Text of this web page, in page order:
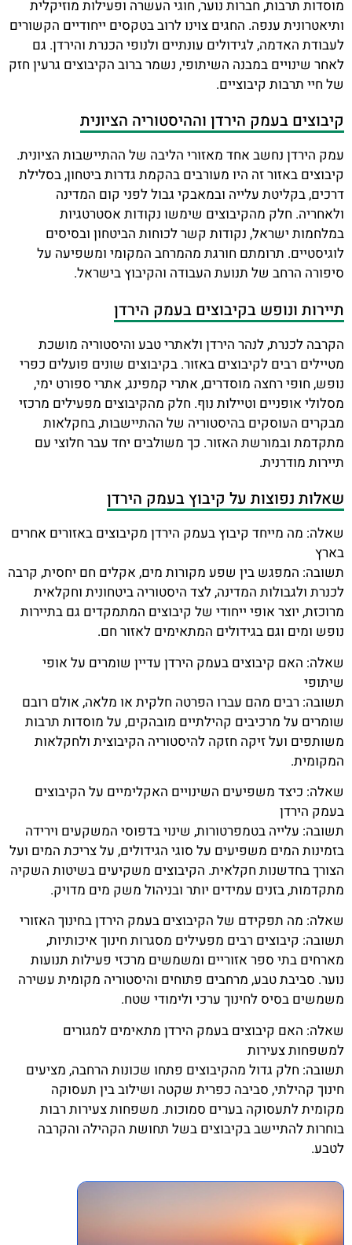
מוסדות תרבות, חברות נוער, חוגי העשרה ופעילות מוזיקלית
ותיאטרונית ענפה. החגים צוינו לרוב בטקסים ייחודיים הקשורים
לעבודת האדמה, לגידולים עונתיים ולנופי הכנרת והירדן. גם
לאחר שינויים במבנה השיתופי, נשמר ברוב הקיבוצים גרעין חזק
של חיי תרבות קיבוציים.
קיבוצים בעמק הירדן וההיסטוריה הציונית
עמק הירדן נחשב אחד מאזורי הליבה של ההתיישבות הציונית.
קיבוצים באזור זה היו מעורבים בהקמת גדרות ביטחון, בסלילת
דרכים, בקליטת עלייה ובמאבקי גבול לפני קום המדינה
ולאחריה. חלק מהקיבוצים שימשו נקודות אסטרטגיות
במלחמות ישראל, נקודות קשר לכוחות הביטחון ובסיסים
לוגיסטיים. תרומתם חורגת מהמרחב המקומי ומשפיעה על
סיפורה הרחב של תנועת העבודה והקיבוץ בישראל.
תיירות ונופש בקיבוצים בעמק הירדן
הקרבה לכנרת, לנהר הירדן ולאתרי טבע והיסטוריה מושכת
מטיילים רבים לקיבוצים באזור. בקיבוצים שונים פועלים כפרי
נופש, חופי רחצה מוסדרים, אתרי קמפינג, אתרי ספורט ימי,
מסלולי אופניים וטיילות נוף. חלק מהקיבוצים מפעילים מרכזי
מבקרים העוסקים בהיסטוריה של ההתיישבות, בחקלאות
מתקדמת ובמורשת האזור. כך משולבים יחד עבר חלוצי עם
תיירות מודרנית.
שאלות נפוצות על קיבוץ בעמק הירדן
שאלה: מה מייחד קיבוץ בעמק הירדן מקיבוצים באזורים אחרים
בארץ
תשובה: המפגש בין שפע מקורות מים, אקלים חם יחסית, קרבה
לכנרת ולגבולות המדינה, לצד היסטוריה ביטחונית וחקלאית
מרוכזת, יוצר אופי ייחודי של קיבוצים המתמקדים גם בתיירות
נופש ומים וגם בגידולים המתאימים לאזור חם.
שאלה: האם קיבוצים בעמק הירדן עדיין שומרים על אופי
שיתופי
תשובה: רבים מהם עברו הפרטה חלקית או מלאה, אולם רובם
שומרים על מרכיבים קהילתיים מובהקים, על מוסדות תרבות
משותפים ועל זיקה חזקה להיסטוריה הקיבוצית ולחקלאות
המקומית.
שאלה: כיצד משפיעים השינויים האקלימיים על הקיבוצים
בעמק הירדן
תשובה: עלייה בטמפרטורות, שינוי בדפוסי המשקעים וירידה
בזמינות המים משפיעים על סוגי הגידולים, על צריכת המים ועל
הצורך בחדשנות חקלאית. הקיבוצים משקיעים בשיטות השקיה
מתקדמות, בזנים עמידים יותר ובניהול משק מים מדויק.
שאלה: מה תפקידם של הקיבוצים בעמק הירדן בחינוך האזורי
תשובה: קיבוצים רבים מפעילים מסגרות חינוך איכותיות,
מארחים בתי ספר אזוריים ומשמשים מרכזי פעילות תנועות
נוער. סביבת טבע, מרחבים פתוחים והיסטוריה מקומית עשירה
משמשים בסיס לחינוך ערכי ולימודי שטח.
שאלה: האם קיבוצים בעמק הירדן מתאימים למגורים
למשפחות צעירות
תשובה: חלק גדול מהקיבוצים פתחו שכונות הרחבה, מציעים
חינוך קהילתי, סביבה כפרית שקטה ושילוב בין תעסוקה
מקומית לתעסוקה בערים סמוכות. משפחות צעירות רבות
בוחרות להתיישב בקיבוצים בשל תחושת הקהילה והקרבה
לטבע.